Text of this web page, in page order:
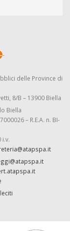
delle Province di
8/B – 13900 Biella
Biella
– R.E.A. n. BI-
i.v.